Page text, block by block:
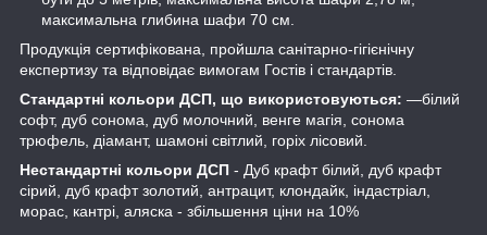
максимальна глибина шафи 70 см.
Продукція сертифікована, пройшла санітарно-гігієнічну
експертизу та відповідає вимогам Гостів і стандартів.
Стандартні кольори ДСП, що використовуються: ―білий
софт, дуб сонома, дуб молочний, венге магія, сонома
трюфель, діамант, шамоні світлий, горіх лісовий.
Нестандартні кольори ДСП - Дуб крафт білий, дуб крафт
сірий, дуб крафт золотий, антрацит, клондайк, індастріал,
морас, кантрі, аляска - збільшення ціни на 10%